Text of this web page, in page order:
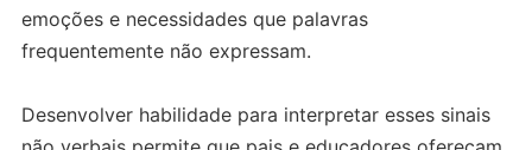
emoções e necessidades que palavras
frequentemente não expressam.
Desenvolver habilidade para interpretar esses sinais